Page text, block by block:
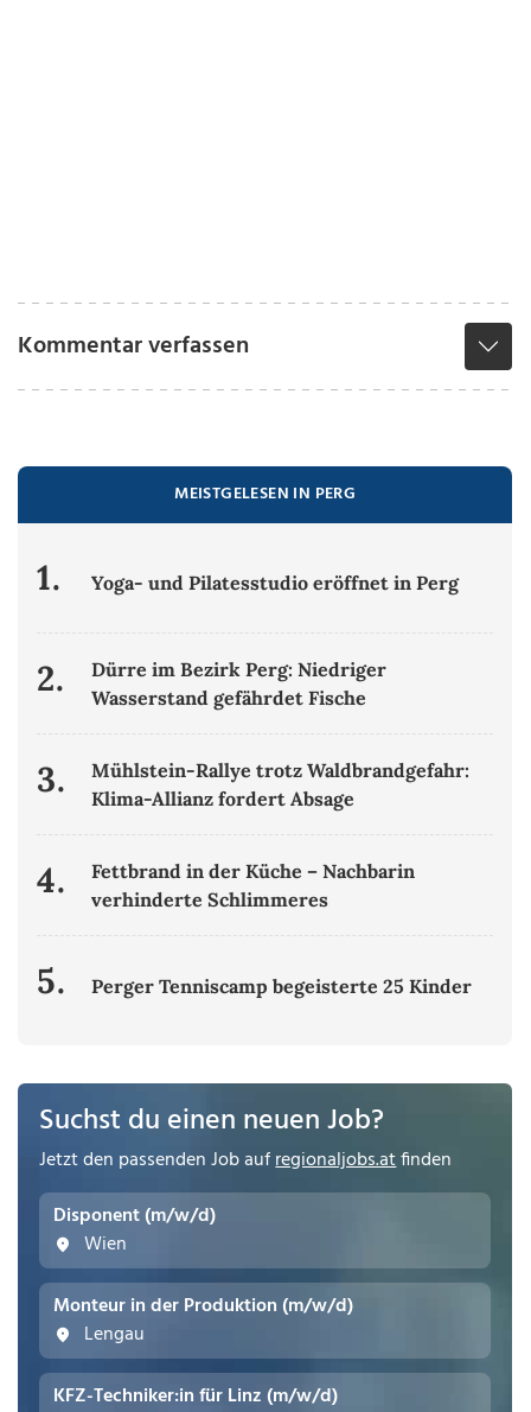
Kommentar verfassen
MEISTGELESEN IN PERG
1. Yoga- und Pilatesstudio eröffnet in Perg
2.
Dürre im Bezirk Perg: Niedriger
Wasserstand gefährdet Fische
3.
Mühlstein-Rallye trotz Waldbrandgefahr:
Klima-Allianz fordert Absage
4.
Fettbrand in der Küche – Nachbarin
verhinderte Schlimmeres
5. Perger Tenniscamp begeisterte 25 Kinder
Suchst du einen neuen Job?
Jetzt den passenden Job aufregionaljobs.atfinden
Disponent (m/w/d)
Wien
Monteur in der Produktion (m/w/d)
Lengau
KFZ-Techniker:in für Linz (m/w/d)